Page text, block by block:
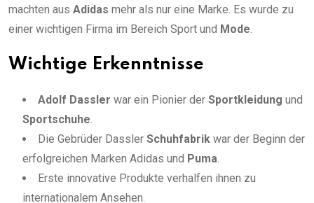
machten aus Adidas mehr als nur eine Marke. Es wurde zu
einer wichtigen Firma im Bereich Sport und Mode.
Wichtige Erkenntnisse
Adolf Dassler war ein Pionier der Sportkleidung und
Sportschuhe.
Die Gebrüder Dassler Schuhfabrik war der Beginn der
erfolgreichen Marken Adidas und Puma.
Erste innovative Produkte verhalfen ihnen zu
internationalem Ansehen.